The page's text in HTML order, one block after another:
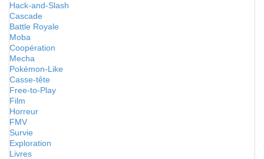
Hack-and-Slash
Cascade
Battle Royale
Moba
Coopération
Mecha
Pokémon-Like
Casse-tête
Free-to-Play
Film
Horreur
FMV
Survie
Exploration
Livres